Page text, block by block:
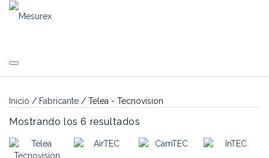
Saltar
Inicio / Fabricante / Telea - Tecnovision
Mostrando los 6 resultados